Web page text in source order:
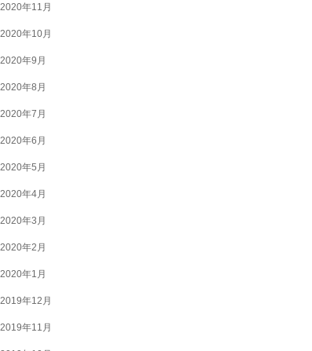
2020年11月
2020年10月
2020年9月
2020年8月
2020年7月
2020年6月
2020年5月
2020年4月
2020年3月
2020年2月
2020年1月
2019年12月
2019年11月